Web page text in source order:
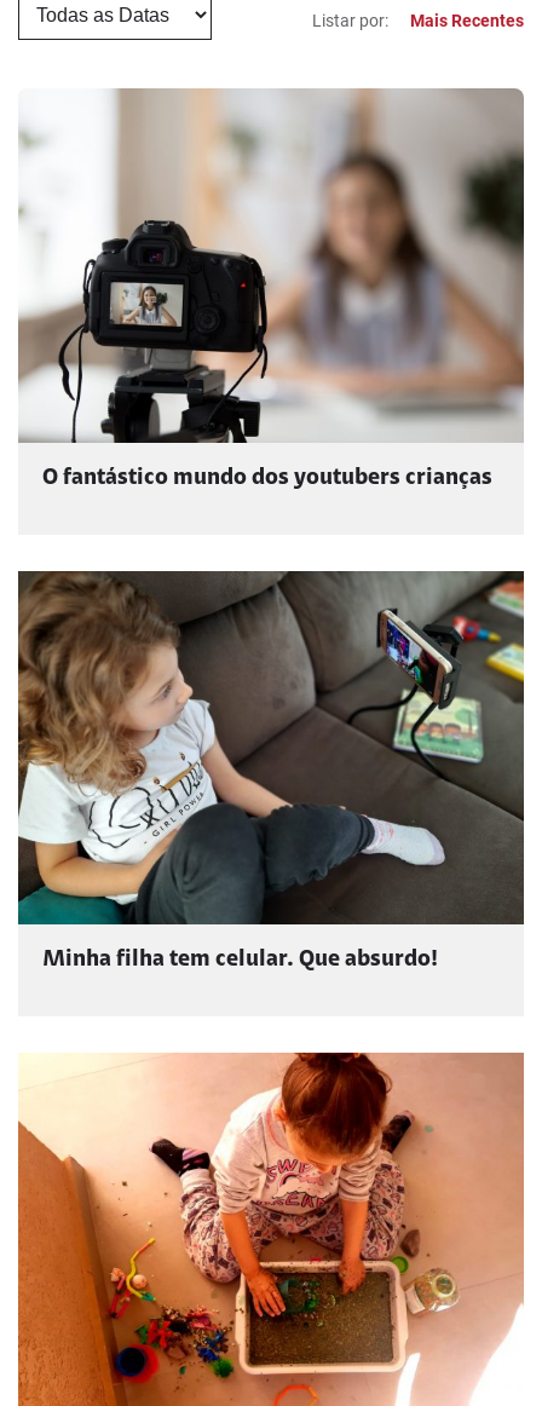
Listar por: Mais Recentes
O fantástico mundo dos youtubers crianças
Minha filha tem celular. Que absurdo!